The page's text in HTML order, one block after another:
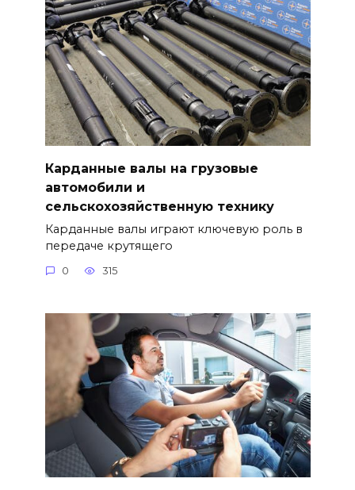
Карданные валы на грузовые
автомобили и
сельскохозяйственную технику
Карданные валы играют ключевую роль в
передаче крутящего
0 315